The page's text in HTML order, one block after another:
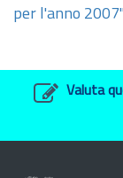
per l'anno
Valuta